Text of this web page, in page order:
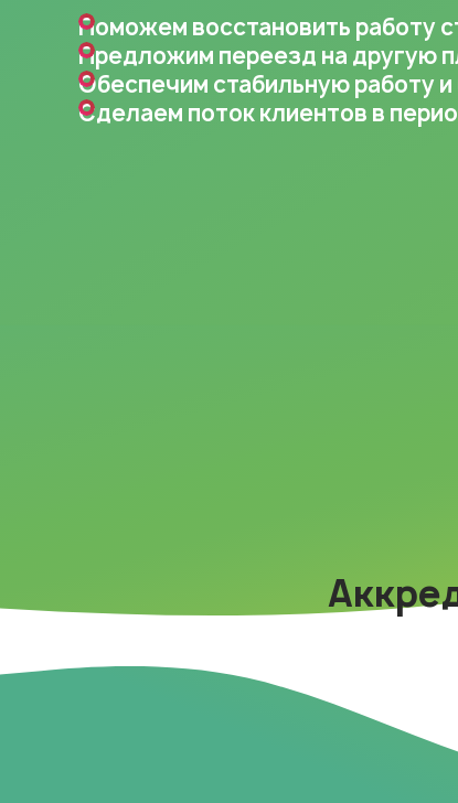
Поможем восстановить работу
Предложим переезд на другую
Обеспечим стабильную работу и
Сделаем поток клиентов в